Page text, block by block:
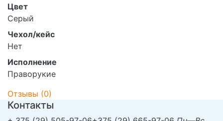
Цвет
Серый
Чехол/кейс
Нет
Исполнение
Праворукие
Отзывы (0)
Контакты